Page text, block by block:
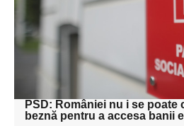
textul pentru
textul pentru
PSD: României nu i se poate
beznă pentru a accesa banii